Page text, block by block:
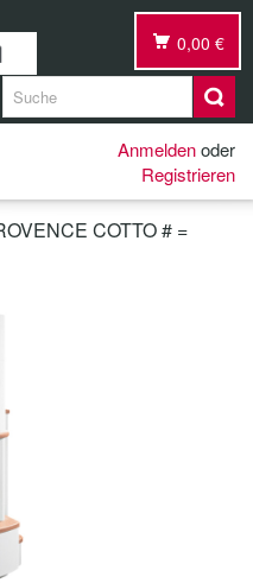
0,00 €
Anmeldenoder
Registrieren
COTTO # =